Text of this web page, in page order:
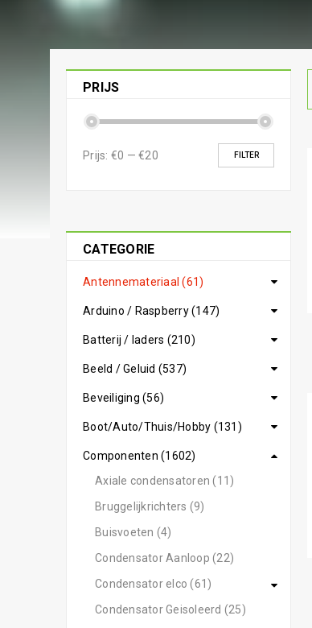
PRIJS
FILTER
Prijs: €0 — €20
CATEGORIE
Antennemateriaal (61)
Arduino / Raspberry (147)
Batterij / laders (210)
Beeld / Geluid (537)
Beveiliging (56)
Boot/Auto/Thuis/Hobby (131)
Componenten (1602)
Axiale condensatoren (11)
Bruggelijkrichters (9)
Buisvoeten (4)
Condensator Aanloop (22)
Condensator elco (61)
Condensator Geisoleerd (25)